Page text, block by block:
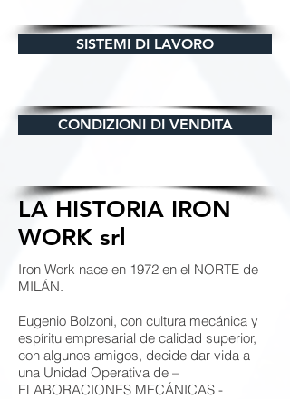
SISTEMI DI LAVORO
CONDIZIONI DI VENDITA
LA HISTORIA IRON
WORK srl
Iron Work nace en 1972 en el NORTE de
MILÁN.
Eugenio Bolzoni, con cultura mecánica y
espíritu empresarial de calidad superior,
con algunos amigos, decide dar vida a
una Unidad Operativa de –
ELABORACIONES MECÁNICAS -